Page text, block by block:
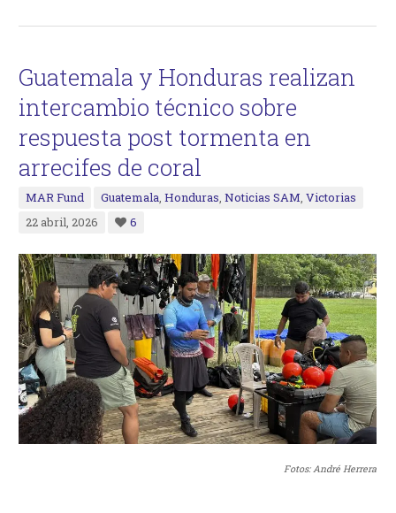
Guatemala y Honduras realizan
intercambio técnico sobre
respuesta post tormenta en
arrecifes de coral
MAR Fund Guatemala,Honduras,Noticias SAM,Victorias
22 abril, 2026
6
Fotos: André Herrera